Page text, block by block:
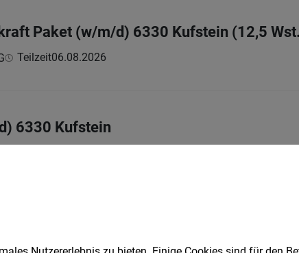
Paket (w/m/d) 6330 Kufstein (12,5
Teilzeit06.08.2026
6330 Kufstein
| Teilzeit 06.08.2026